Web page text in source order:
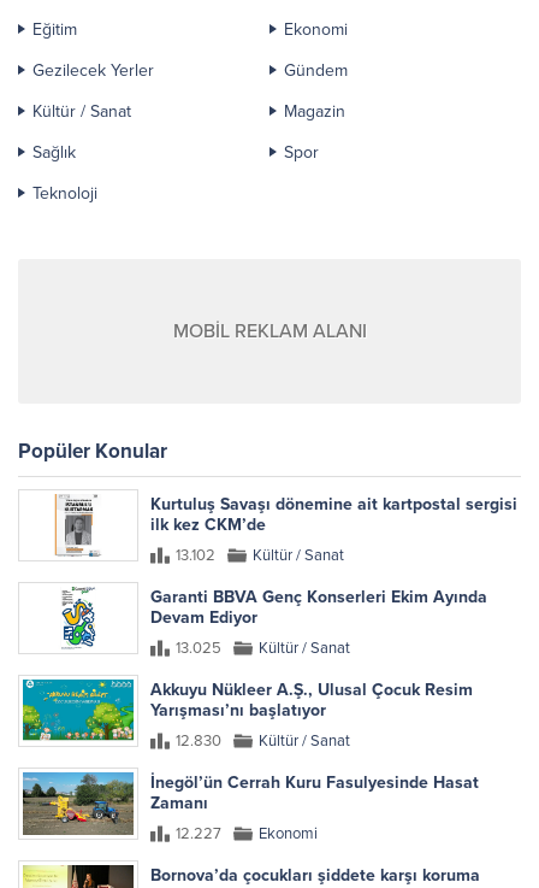
Eğitim
Ekonomi
Gezilecek Yerler
Gündem
Kültür / Sanat
Magazin
Sağlık
Spor
Teknoloji
MOBİL REKLAM ALANI
Popüler Konular
Kurtuluş Savaşı dönemine ait kartpostal sergisi
ilk kez CKM’de
13.102 Kültür / Sanat
Garanti BBVA Genç Konserleri Ekim Ayında
Devam Ediyor
13.025 Kültür / Sanat
Akkuyu Nükleer A.Ş., Ulusal Çocuk Resim
Yarışması’nı başlatıyor
12.830 Kültür / Sanat
İnegöl’ün Cerrah Kuru Fasulyesinde Hasat
Zamanı
12.227 Ekonomi
Bornova’da çocukları şiddete karşı koruma